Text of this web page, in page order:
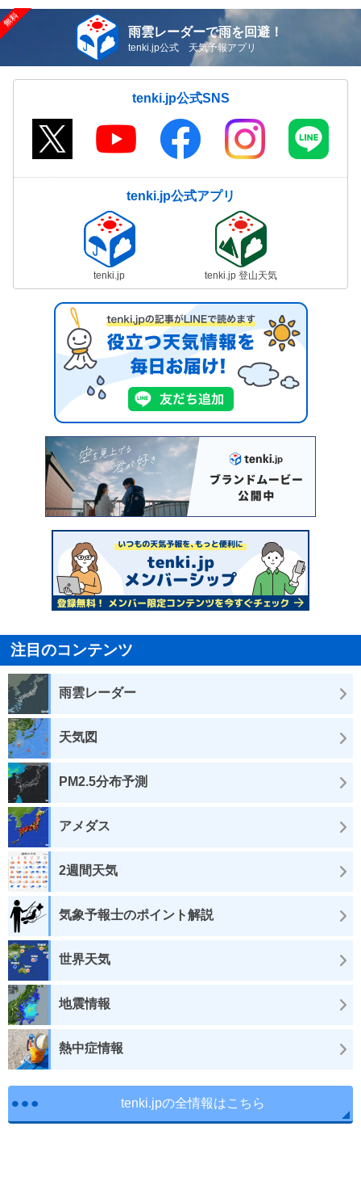
雨雲レーダーで雨を回避！
tenki.jp公式 天気予報アプリ
tenki.jp公式SNS
tenki.jp公式アプリ
tenki.jp tenki.jp 登山天気
注目のコンテンツ
雨雲レーダー
天気図
PM2.5分布予測
アメダス
2週間天気
気象予報士のポイント解説
世界天気
地震情報
熱中症情報
tenki.jpの全情報はこちら